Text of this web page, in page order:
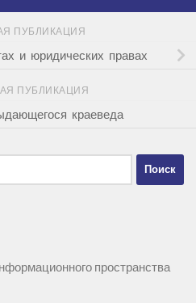
ПУБЛИКАЦИЯ
и юридических правах
ПУБЛИКАЦИЯ
краеведа
пространства